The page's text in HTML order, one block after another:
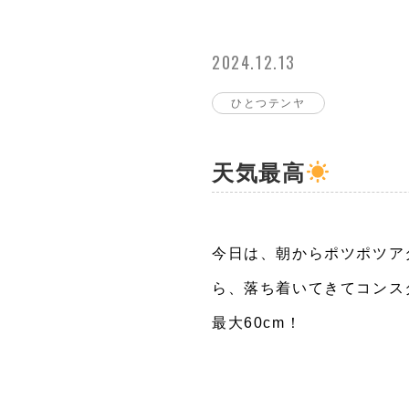
2024.12.13
ひとつテンヤ
天気最高
今日は、朝からポツポツ
ら、落ち着いてきてコン
最大60cm！